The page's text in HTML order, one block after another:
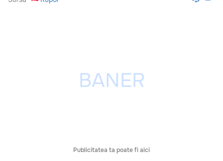
Publicitatea ta poate fi aici